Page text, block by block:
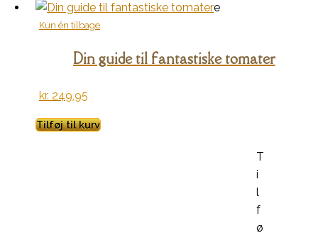
e
Kun én tilbage
Din guide til fantastiske tomater
kr. 249,95
Tilføj til kurv
T
i
l
f
ø